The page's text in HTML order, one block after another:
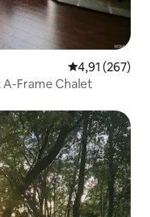
4,91 ud af 5 i
4,91 (267)
A-Frame Chalet